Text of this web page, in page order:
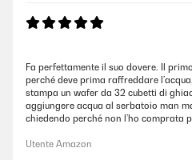
Fa perfettamente il suo dovere. Il
perché deve prima raffreddare
stampa un wafer da 32 cubetti di
aggiungere acqua al serbatoio man
chiedendo perché non l’ho comprata
Utente Amazon